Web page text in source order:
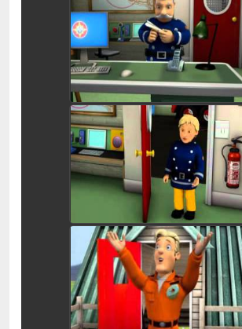
סמי הכבאי מטוס מנייר
watch video
סמי הכבאי מה, מה, תינוק קטן
watch video
סמי הכבאי שביל מסוכן
watch video